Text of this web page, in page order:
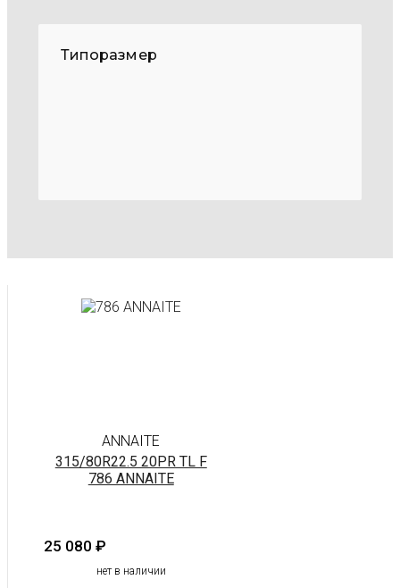
Типоразмер
ANNAITE
315/80R22.5 20PR TL F
786 ANNAITE
25 080 ₽
нет в наличии